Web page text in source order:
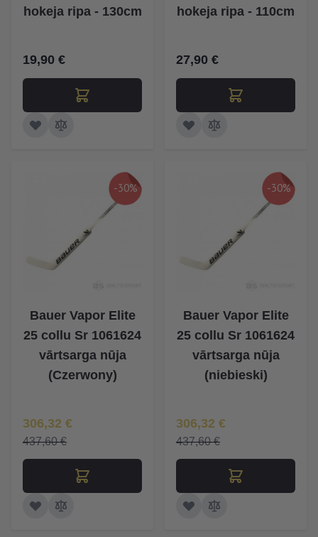
hokeja ripa - 130cm
19,90 €
hokeja ripa - 110cm
27,90 €
-30%
Bauer Vapor Elite
25 collu Sr 1061624
vārtsarga nūja
(Czerwony)
Īpaša Cena
306,32 €
437,60 €
-30%
Bauer Vapor Elite
25 collu Sr 1061624
vārtsarga nūja
(niebieski)
Īpaša Cena
306,32 €
437,60 €